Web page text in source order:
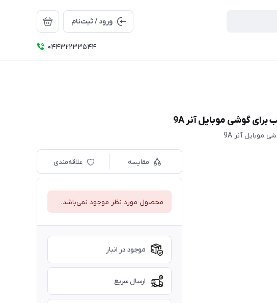
ورود / ثبت‌نام
04432233544
مقایسه علاقه‌مندی
محصول مورد نظر موجود نمی‌باشد.
موجود در انبار
ارسال سریع